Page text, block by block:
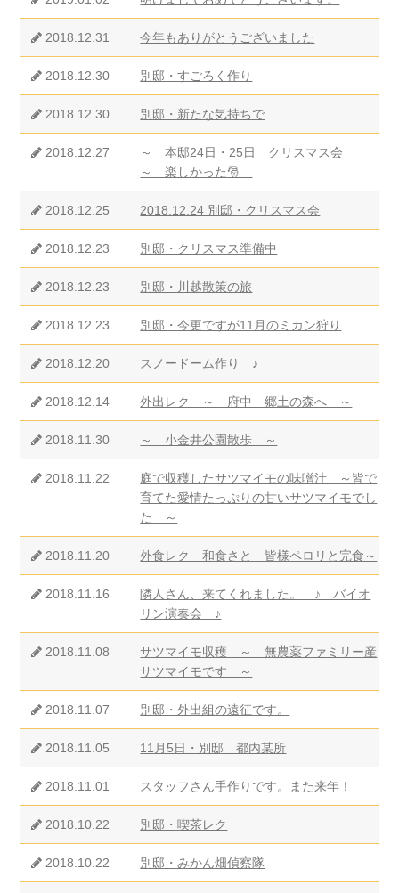
2018.12.31 今年もありがとうございました
2018.12.30 別邸・すごろく作り
2018.12.30 別邸・新たな気持ちで
2018.12.27
～ 本邸24日・25日 クリスマス会
～ 楽しかった🎅
2018.12.25 2018.12.24 別邸・クリスマス会
2018.12.23 別邸・クリスマス準備中
2018.12.23 別邸・川越散策の旅
2018.12.23 別邸・今更ですが11月のミカン狩り
2018.12.20 スノードーム作り ♪
2018.12.14 外出レク ～ 府中 郷土の森へ ～
2018.11.30 ～ 小金井公園散歩 ～
2018.11.22
庭で収穫したサツマイモの味噌汁 ～皆で
育てた愛情たっぷりの甘いサツマイモでし
た ～
2018.11.20 外食レク 和食さと 皆様ペロリと完食～
2018.11.16
隣人さん、来てくれました。 ♪ バイオ
リン演奏会 ♪
2018.11.08
サツマイモ収穫 ～ 無農薬ファミリー産
サツマイモです ～
2018.11.07 別邸・外出組の遠征です。
2018.11.05 11月5日・別邸 都内某所
2018.11.01 スタッフさん手作りです。また来年！
2018.10.22 別邸・喫茶レク
2018.10.22 別邸・みかん畑偵察隊